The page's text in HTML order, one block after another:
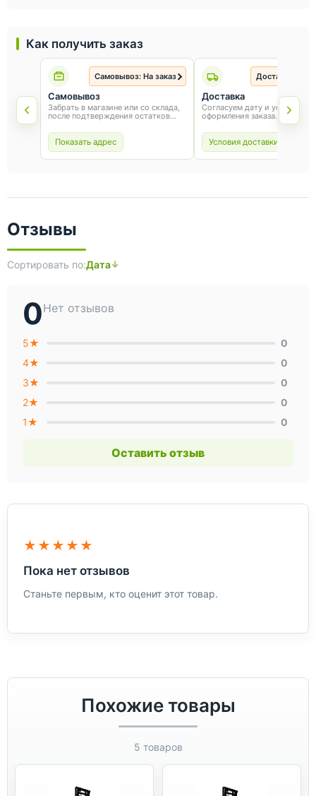
Как получить заказ
Самовывоз: На заказ
Самовывоз
Забрать в магазине или со склада,
после подтверждения остатков
Показать адрес
Доставка: На
Доставка
Согласуем дату и условия
оформления заказа.
Условия доставки
Отзывы
Сортировать по:Дата
0Нет отзывов
5★
0
4★
0
3★
0
2★
0
1★
0
Оставить отзыв
★★★★★
Пока нет отзывов
Станьте первым, кто оценит этот товар.
Похожие товары
5 товаров